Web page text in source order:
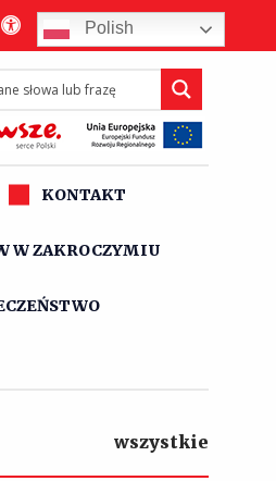
Polish
KONTAKT
W ZAKROCZYMIU
wszystkie